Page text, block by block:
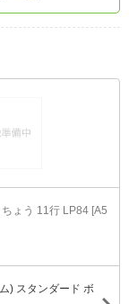
ょう 11行 LP84 [A5
) スタンダード ボ